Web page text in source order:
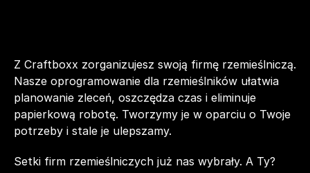
Z Craftboxx zorganizujesz swoją firmę rzemieślniczą.
Nasze oprogramowanie dla rzemieślników ułatwia
planowanie zleceń, oszczędza czas i eliminuje
papierkową robotę. Tworzymy je w oparciu o Twoje
potrzeby i stale je ulepszamy.
Setki firm rzemieślniczych już nas wybrały. A Ty?